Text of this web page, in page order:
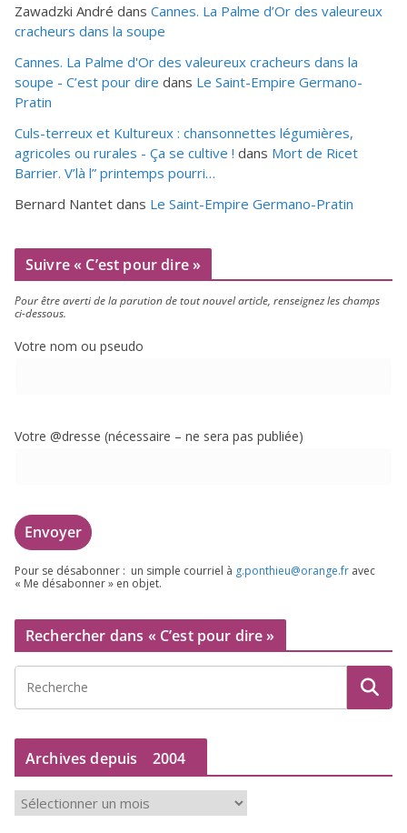
Zawadzki André dans Cannes. La Palme d’Or des valeureux
cracheurs dans la soupe
Cannes. La Palme d'Or des valeureux cracheurs dans la
soupe - C’est pour dire dans Le Saint-Empire Germano-
Pratin
Culs-terreux et Kultureux : chansonnettes légumières,
agricoles ou rurales - Ça se cultive ! dans Mort de Ricet
Barrier. V’là l” printemps pourri…
Bernard Nantet dans Le Saint-Empire Germano-Pratin
Suivre « C’est pour dire »
Pour être aver­ti de la paru­tion de tout nou­vel article, ren­sei­gnez les champs
ci-dessous.
Votre nom ou pseudo
Votre @dresse (néces­saire – ne sera pas publiée)
Pour se désa­bon­ner : un simple cour­riel à g.​ponthieu@​orange.​fr avec
« Me désa­bon­ner » en objet.
Rechercher dans « C’est pour dire »
Archives depuis 2004
r